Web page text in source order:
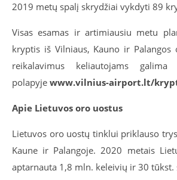
2019 metų spalį skrydžiai vykdyti 89
Visas esamas ir artimiausiu metu
kryptis iš Vilniaus, Kauno ir
reikalavimus keliautojams galima
polapyje www.vilnius-airport.lt/
Apie Lietuvos oro uostus
Lietuvos oro uostų tinklui priklauso
Kaune ir Palangoje. 2020 metais
aptarnauta 1,8 mln. keleivių ir 30 tūkst.